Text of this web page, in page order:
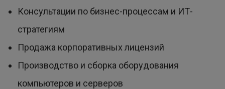
Консультации по бизнес-процессам и ИТ-
стратегиям
Продажа корпоративных лицензий
Производство и сборка оборудования
компьютеров и серверов